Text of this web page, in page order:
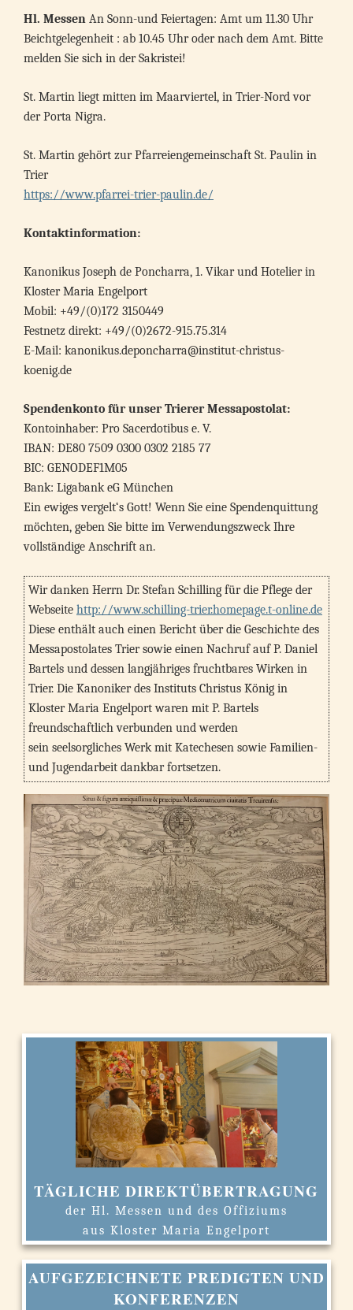
Hl. Messen An Sonn-und Feiertagen: Amt um 11.30 Uhr
Beichtgelegenheit : ab 10.45 Uhr oder nach dem Amt. Bitte
melden Sie sich in der Sakristei!
St. Martin liegt mitten im Maarviertel, in Trier-Nord vor
der Porta Nigra.
St. Martin gehört zur Pfarreiengemeinschaft St. Paulin in
Trier
https://www.pfarrei-trier-paulin.de/
Kontaktinformation:
Kanonikus Joseph de Poncharra, 1. Vikar und Hotelier in
Kloster Maria Engelport
Mobil: +49/(0)172 3150449
Festnetz direkt: +49/(0)2672-915.75.314
E-Mail: kanonikus.deponcharra@institut-christus-
koenig.de
Spendenkonto für unser Trierer Messapostolat:
Kontoinhaber: Pro Sacerdotibus e. V.
IBAN: DE80 7509 0300 0302 2185 77
BIC: GENODEF1M05
Bank: Ligabank eG München
Ein ewiges vergelt‘s Gott! Wenn Sie eine Spendenquittung
möchten, geben Sie bitte im Verwendungszweck Ihre
vollständige Anschrift an.
Wir danken Herrn Dr. Stefan Schilling für die Pflege der
Webseite http://www.schilling-trier.homepage.t-online.de
Diese enthält auch einen Bericht über die Geschichte des
Messapostolates Trier sowie einen Nachruf auf P. Daniel
Bartels und dessen langjähriges fruchtbares Wirken in
Trier. Die Kanoniker des Instituts Christus König in
Kloster Maria Engelport waren mit P. Bartels
freundschaftlich verbunden und werden
sein seelsorgliches Werk mit Katechesen sowie Familien-
und Jugendarbeit dankbar fortsetzen.
TÄGLICHE DIREKTÜBERTRAGUNG
der Hl. Messen und des Offiziums
aus Kloster Maria Engelport
AUFGEZEICHNETE PREDIGTEN UND
KONFERENZEN